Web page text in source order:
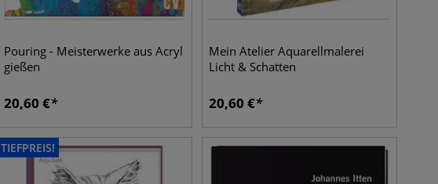
Pouring - Meisterwerke aus Acryl
gießen
20,60 €
Mein Atelier Aquarellmalerei
Licht & Schatten
20,60 €
TIEFPREIS!